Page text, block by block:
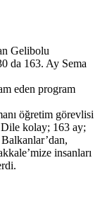
Gelibolu
da 163. Ay Sema
eden program
öğretim görevlisi
kolay; 163 ay;
insanları